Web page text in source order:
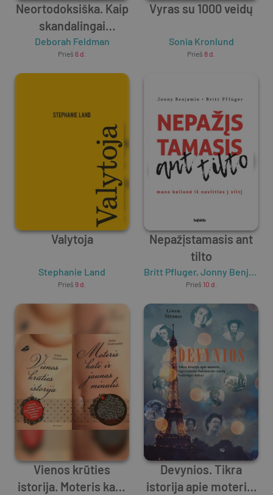
Neortodoksiška. Kaip
skandalingai
išsižadėjau savo
chasidiškų šaknų
Deborah Feldman
Prieš 6 d.
Vyras su 1000 veidų
Sonia Kronlund
Prieš 8 d.
Valytoja
Stephanie Land
Prieš 9 d.
Nepažįstamasis ant
tilto
Britt Pfluger, Jonny Benjamin
Prieš 10 d.
Vienos krūties
istorija. Moteris katė
Devynios. Tikra
istorija apie moteris,